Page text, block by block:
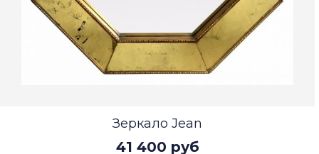
Зеркало Jean
41 400 руб